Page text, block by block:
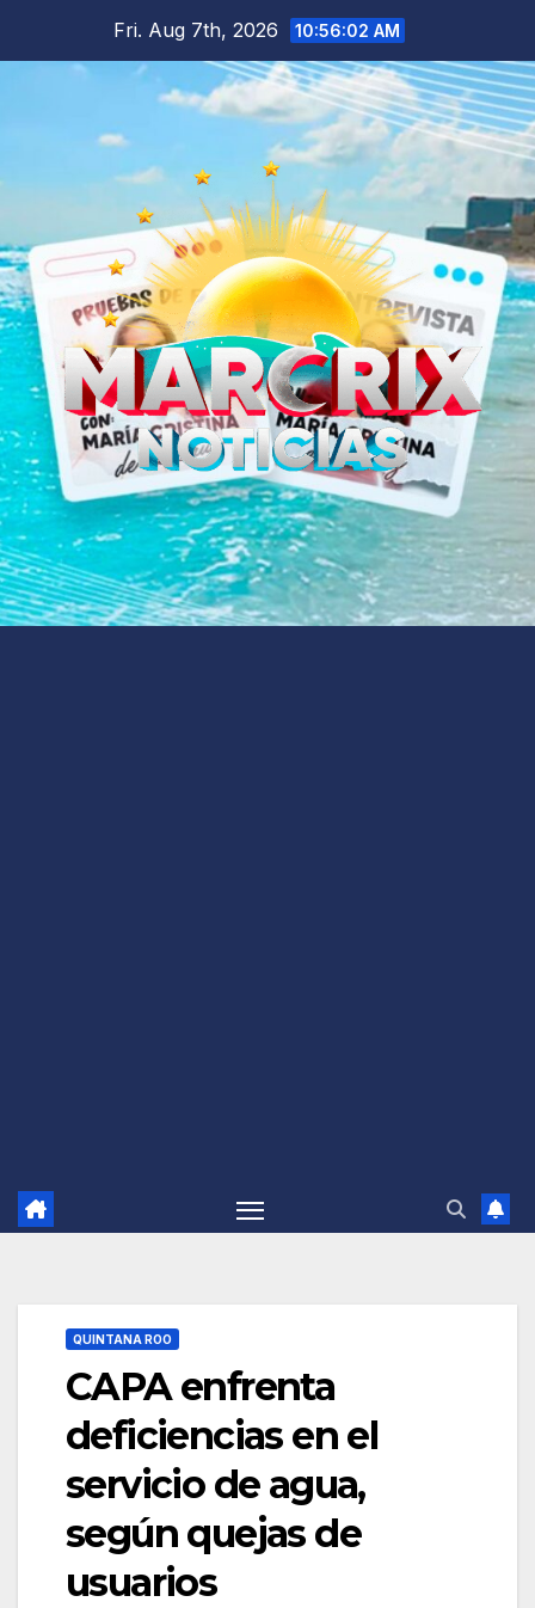
Fri. Aug 7th, 2026 10:56:03 AM
QUINTANA ROO
CAPA enfrenta
deficiencias en el
servicio de agua,
según quejas de
usuarios